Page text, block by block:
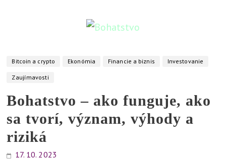
Bitcoin a crypto Ekonómia Financie a biznis Investovanie
Zaujímavosti
Bohatstvo – ako funguje, ako
sa tvorí, význam, výhody a
riziká
17. 10. 2023